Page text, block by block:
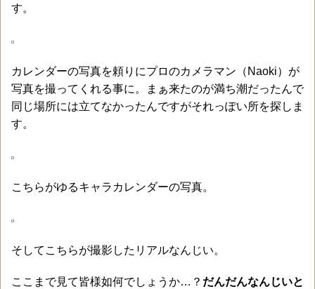
す。
カレンダーの写真を頼りにプロのカメラマン（Naoki）が
写真を撮ってくれる事に。まぁ来たのが満ち潮だったんで
同じ場所には立てなかったんですがそれっぽい所を探しま
す。
こちらがゆるキャラカレンダーの写真。
そしてこちらが撮影したリアルなんじい。
ここまで見て皆様如何でしょうか…？ だんだんなんじいと